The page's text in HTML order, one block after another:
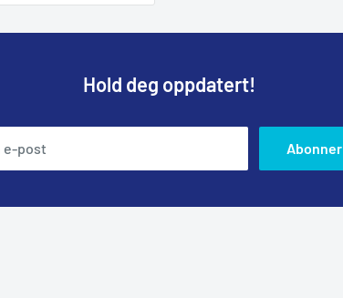
Hold deg oppdatert!
e-post Abonner